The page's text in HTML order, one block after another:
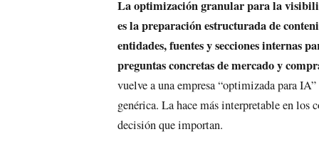
La optimización granular para la
es la preparación estructurada de
entidades, fuentes y secciones internas
preguntas concretas de mercado y
vuelve a una empresa “optimizada para IA”
genérica. La hace más interpretable en los
decisión que importan.